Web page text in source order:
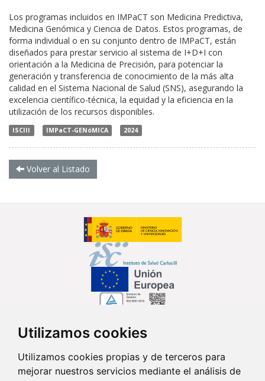
Utilizamos cookies
Utilizamos cookies propias y de terceros para
mejorar nuestros servicios mediante el análisis de
Los programas incluidos en IMPaCT son Medicina Predictiva,
Medicina Genómica y Ciencia de Datos. Estos programas, de
forma individual o en su conjunto dentro de IMPaCT, están
diseñados para prestar servicio al sistema de I+D+I con
orientación a la Medicina de Precisión, para potenciar la
generación y transferencia de conocimiento de la más alta
calidad en el Sistema Nacional de Salud (SNS), asegurando la
excelencia científico-técnica, la equidad y la eficiencia en la
utilización de los recursos disponibles.
ISCIII IMPaCT-GENóMICA 2024
Volver al Listado
Síguenos en...